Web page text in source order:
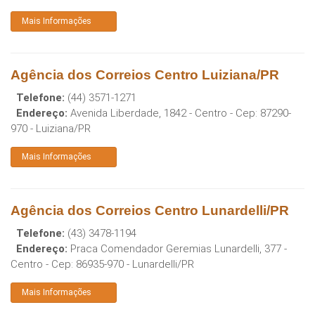
Mais Informações
Agência dos Correios Centro Luiziana/PR
Telefone: (44) 3571-1271
Endereço: Avenida Liberdade, 1842 - Centro - Cep: 87290-
970 - Luiziana/PR
Mais Informações
Agência dos Correios Centro Lunardelli/PR
Telefone: (43) 3478-1194
Endereço: Praca Comendador Geremias Lunardelli, 377 -
Centro - Cep: 86935-970 - Lunardelli/PR
Mais Informações